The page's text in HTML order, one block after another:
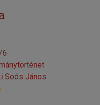
6
Soós János